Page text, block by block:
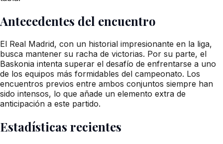
Antecedentes del encuentro
El Real Madrid, con un historial impresionante en la liga,
busca mantener su racha de victorias. Por su parte, el
Baskonia intenta superar el desafío de enfrentarse a uno
de los equipos más formidables del campeonato. Los
encuentros previos entre ambos conjuntos siempre han
sido intensos, lo que añade un elemento extra de
anticipación a este partido.
Estadísticas recientes